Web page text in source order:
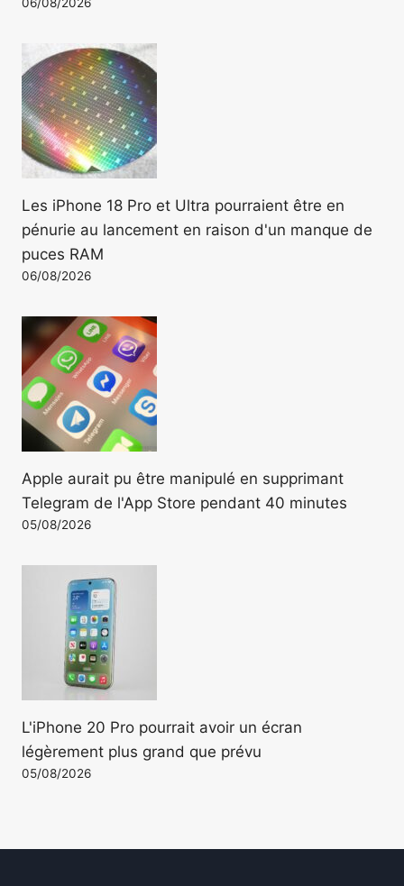
Les iPhone 18 Pro et Ultra pourraient être en
pénurie au lancement en raison d'un manque de
puces RAM
06/08/2026
Apple aurait pu être manipulé en supprimant
Telegram de l'App Store pendant 40 minutes
05/08/2026
L'iPhone 20 Pro pourrait avoir un écran
légèrement plus grand que prévu
05/08/2026